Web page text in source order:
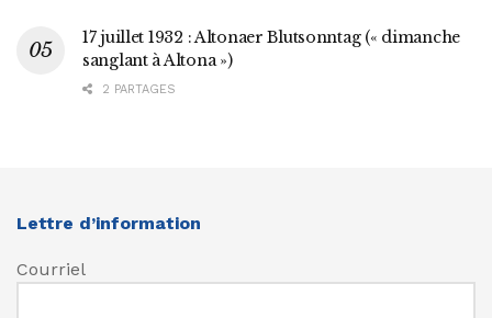
17 juillet 1932 : Altonaer Blutsonntag (« dimanche
sanglant à Altona »)
2 PARTAGES
Lettre d’information
Courriel